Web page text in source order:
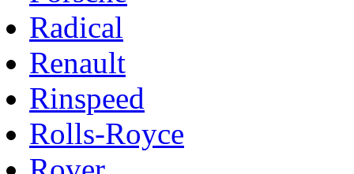
Radical
Renault
Rinspeed
Rolls-Royce